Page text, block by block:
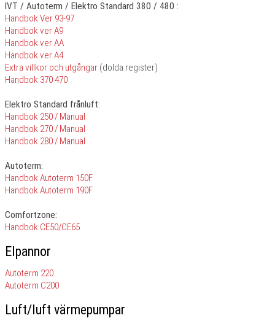
IVT / Autoterm / Elektro Standard 380 / 480 :
Handbok Ver 93-97
Handbok ver A9
Handbok ver AA
Handbok ver A4
Extra villkor och utgångar (dolda register)
Handbok 370 470
Elektro Standard frånluft:
Handbok 250 / Manual
Handbok 270 / Manual
Handbok 280 / Manual
Autoterm:
Handbok Autoterm 150F
Handbok Autoterm 190F
Comfortzone:
Handbok CE50/CE65
Elpannor
Autoterm 220
Autoterm C200
Luft/luft värmepumpar